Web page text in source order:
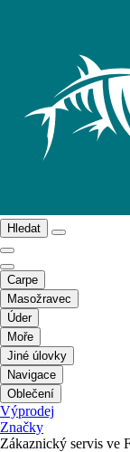
Hledat
Carpe
Masožravec
Úder
Moře
Jiné úlovky
Navigace
Oblečení
Výprodej
Značky
Zákaznický servis ve